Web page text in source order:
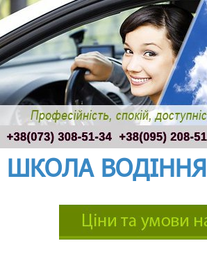
ШКОЛА ВОДІННЯ